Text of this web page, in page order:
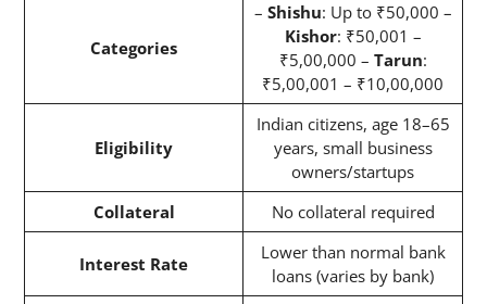
Categories
– Shishu: Up to ₹50,000 –
Kishor: ₹50,001 –
₹5,00,000 – Tarun:
₹5,00,001 – ₹10,00,000
Eligibility
Indian citizens, age 18–65
years, small business
owners/startups
Collateral
No collateral required
Interest Rate
Lower than normal bank
loans (varies by bank)